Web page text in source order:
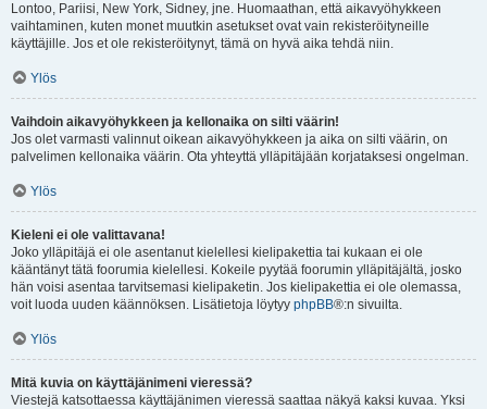
Lontoo, Pariisi, New York, Sidney, jne. Huomaathan, että aikavyöhykkeen
vaihtaminen, kuten monet muutkin asetukset ovat vain rekisteröityneille
käyttäjille. Jos et ole rekisteröitynyt, tämä on hyvä aika tehdä niin.
Ylös
Vaihdoin aikavyöhykkeen ja kellonaika on silti väärin!
Jos olet varmasti valinnut oikean aikavyöhykkeen ja aika on silti väärin, on
palvelimen kellonaika väärin. Ota yhteyttä ylläpitäjään korjataksesi ongelman.
Ylös
Kieleni ei ole valittavana!
Joko ylläpitäjä ei ole asentanut kielellesi kielipakettia tai kukaan ei ole
kääntänyt tätä foorumia kielellesi. Kokeile pyytää foorumin ylläpitäjältä, josko
hän voisi asentaa tarvitsemasi kielipaketin. Jos kielipakettia ei ole olemassa,
voit luoda uuden käännöksen. Lisätietoja löytyy phpBB®:n sivuilta.
Ylös
Mitä kuvia on käyttäjänimeni vieressä?
Viestejä katsottaessa käyttäjänimen vieressä saattaa näkyä kaksi kuvaa. Yksi